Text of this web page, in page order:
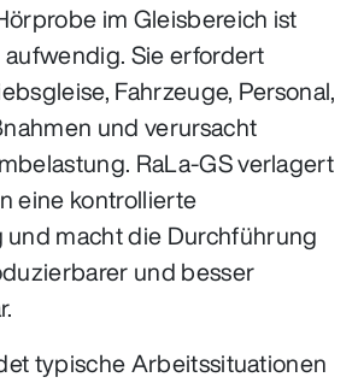
im Gleisbereich ist
Sie erfordert
Fahrzeuge, Personal,
und verursacht
RaLa-GS verlagert
eine kontrollierte
macht die Durchführung
und besser
typische Arbeitssituationen